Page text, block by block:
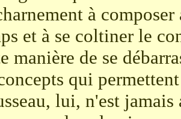
à
et à se coltiner le
manière de se
qui
lui, n'est jamais